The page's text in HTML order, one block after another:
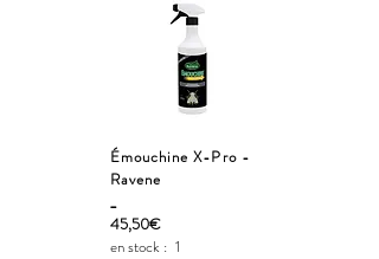
Émouchine X-Pro -
Ravene
_
45,50€
en stock : 1